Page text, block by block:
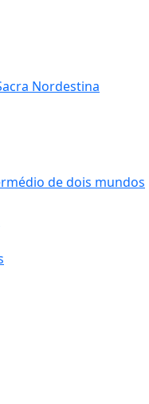
Nordestina
de dois mundos